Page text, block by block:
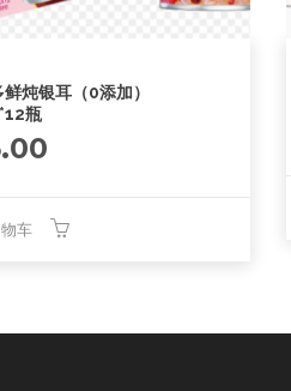
炖银耳（0添加）
瓶
车